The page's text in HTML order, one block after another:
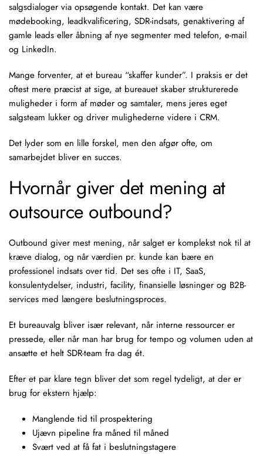
salgsdialoger via opsøgende kontakt. Det kan være
mødebooking, leadkvalificering, SDR-indsats, genaktivering af
gamle leads eller åbning af nye segmenter med telefon, e-mail
og LinkedIn.
Mange forventer, at et bureau “skaffer kunder”. I praksis er det
oftest mere præcist at sige, at bureauet skaber strukturerede
muligheder i form af møder og samtaler, mens jeres eget
salgsteam lukker og driver mulighederne videre i CRM.
Det lyder som en lille forskel, men den afgør ofte, om
samarbejdet bliver en succes.
Hvornår giver det mening at
outsource outbound?
Outbound giver mest mening, når salget er komplekst nok til at
kræve dialog, og når værdien pr. kunde kan bære en
professionel indsats over tid. Det ses ofte i IT, SaaS,
konsulentydelser, industri, facility, finansielle løsninger og B2B-
services med længere beslutningsproces.
Et bureauvalg bliver især relevant, når interne ressourcer er
pressede, eller når man har brug for tempo og volumen uden at
ansætte et helt SDR-team fra dag ét.
Efter et par klare tegn bliver det som regel tydeligt, at der er
brug for ekstern hjælp:
Manglende tid til prospektering
Ujævn pipeline fra måned til måned
Svært ved at få fat i beslutningstagere